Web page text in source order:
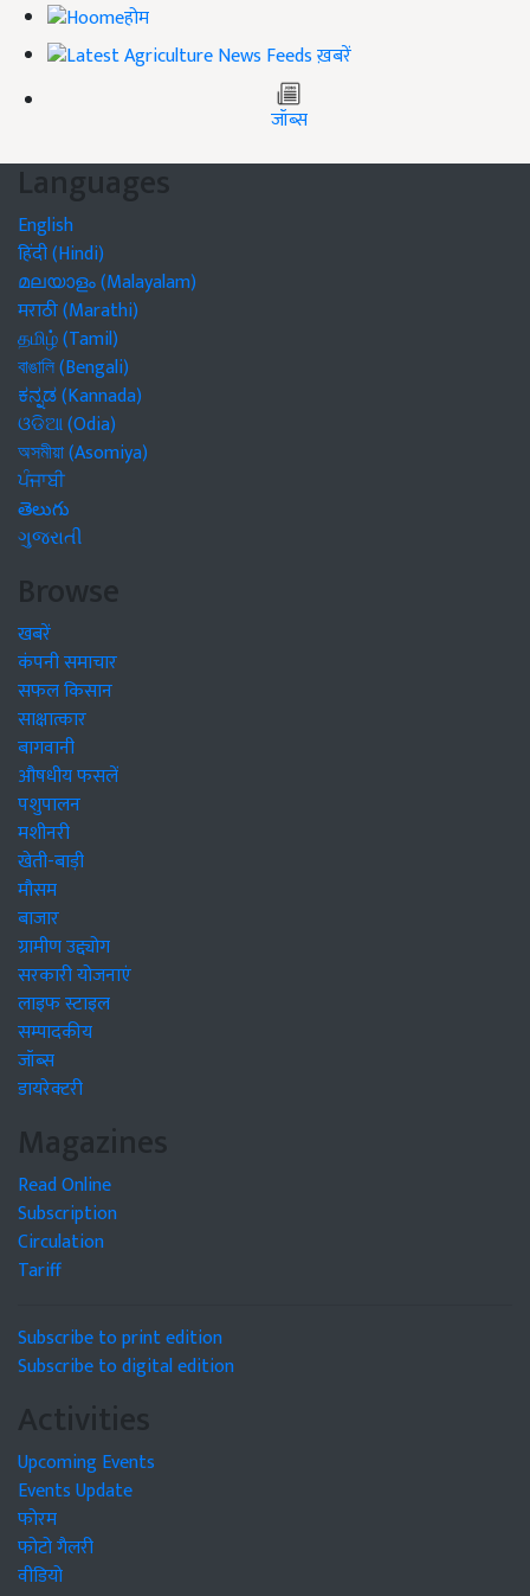
होम
ख़बरें
जॉब्स
Languages
English
हिंदी (Hindi)
മലയാളം (Malayalam)
मराठी (Marathi)
தமிழ் (Tamil)
বাঙালি (Bengali)
ಕನ್ನಡ (Kannada)
ଓଡିଆ (Odia)
অসমীয়া (Asomiya)
ਪੰਜਾਬੀ
తెలుగు
ગુજરાતી
Browse
खबरें
कंपनी समाचार
सफल किसान
साक्षात्कार
बागवानी
औषधीय फसलें
पशुपालन
मशीनरी
खेती-बाड़ी
मौसम
बाजार
ग्रामीण उद्द्योग
सरकारी योजनाएं
लाइफ स्टाइल
सम्पादकीय
जॉब्स
डायरेक्टरी
Magazines
Read Online
Subscription
Circulation
Tariff
Subscribe to print edition
Subscribe to digital edition
Activities
Upcoming Events
Events Update
फोरम
फोटो गैलरी
वीडियो